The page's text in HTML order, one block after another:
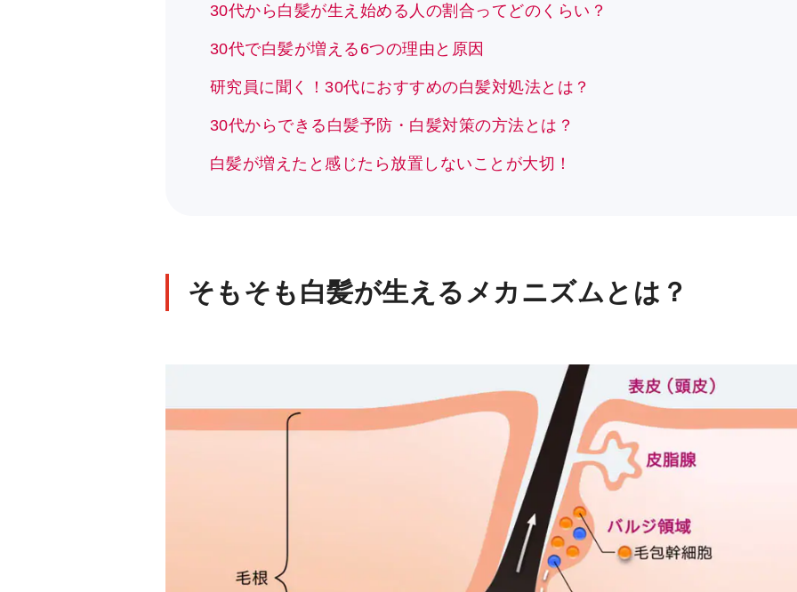
30代から白髪が生え始める人の割合ってどのくらい？
30代で白髪が増える6つの理由と原因
研究員に聞く！30代におすすめの白髪対処法とは？
30代からできる白髪予防・白髪対策の方法とは？
白髪が増えたと感じたら放置しないことが大切！
そもそも白髪が生えるメカニズムとは？